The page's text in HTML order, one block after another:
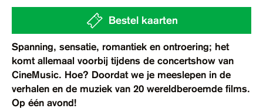
Ruimte huren
Contact
Toegankelijkheid
Bestel kaarten
Spanning, sensatie, romantiek en ontroering; het
komt allemaal voorbij tijdens de concertshow van
CineMusic. Hoe? Doordat we je meeslepen in de
verhalen en de muziek van 20 wereldberoemde films.
Op één avond!